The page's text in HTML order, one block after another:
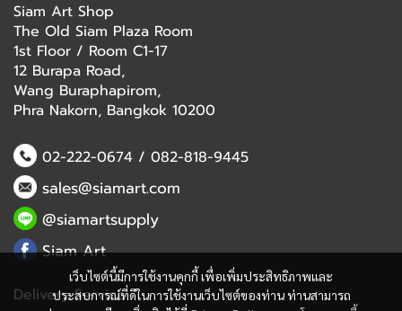
เว็บไซต์นี้มีการใช้งานคุกกี้ เพื่อเพิ่มประสิทธิภาพและ
ประสบการณ์ที่ดีในการใช้งานเว็บไซต์ของท่าน ท่านสามารถ
Siam Art Shop
The Old Siam Plaza Room
1st Floor / Room C1-17
12 Burapa Road,
Wang Buraphapirom,
Phra Nakorn, Bangkok 10200
02-222-0674/ 082-818-9445
sales@siamart.com
@siamartsupply
Siam Art
Delivery Service